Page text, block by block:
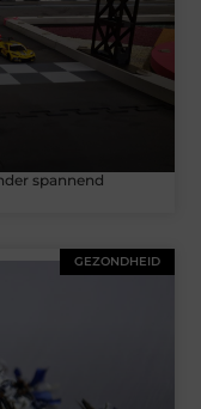
spannend
GEZONDHEID